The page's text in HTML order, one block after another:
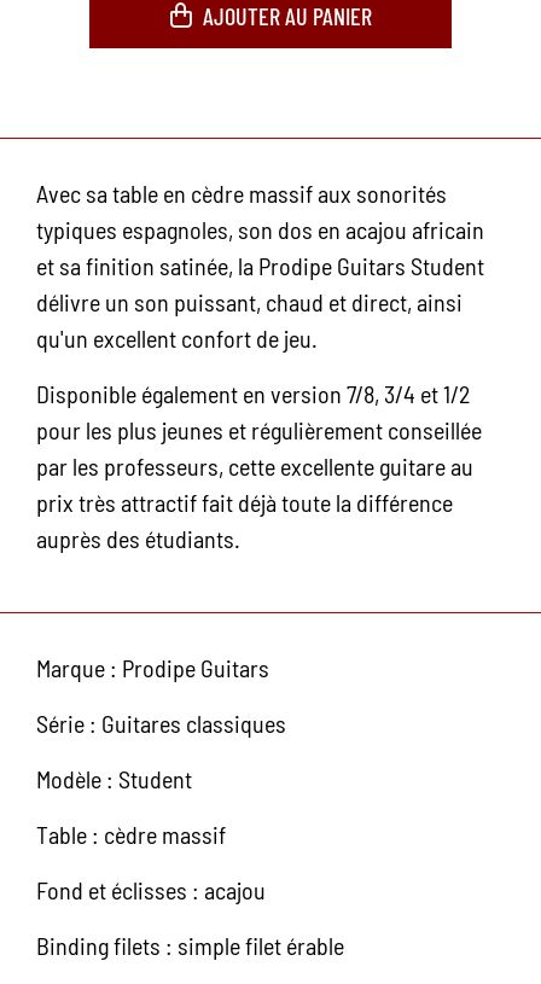
AJOUTER AU PANIER
Avec sa table en cèdre massif aux sonorités
typiques espagnoles, son dos en acajou africain
et sa finition satinée, la Prodipe Guitars Student
délivre un son puissant, chaud et direct, ainsi
qu'un excellent confort de jeu.
Disponible également en version 7/8, 3/4 et 1/2
pour les plus jeunes et régulièrement conseillée
par les professeurs, cette excellente guitare au
prix très attractif fait déjà toute la différence
auprès des étudiants.
Marque : Prodipe Guitars
Série : Guitares classiques
Modèle : Student
Table : cèdre massif
Fond et éclisses : acajou
Binding filets : simple filet érable